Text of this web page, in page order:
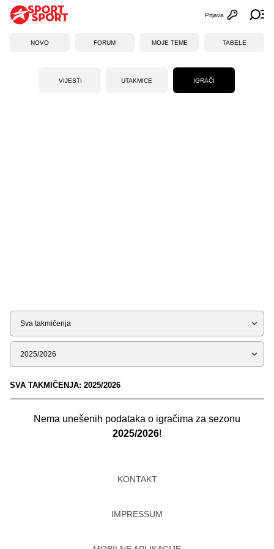
Otvori
Prijava
NOVO FORUM MOJE TEME TABELE
VIJESTI UTAKMICE IGRAČI
Tip
Sezona
SVA TAKMIČENJA: 2025/2026
Nema unešenih podataka o igračima za sezonu
2025/2026!
KONTAKT
IMPRESSUM